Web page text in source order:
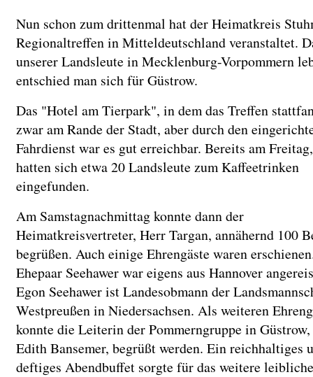
Nun schon zum drittenmal hat der Heimatkreis
Regionaltreffen in Mitteldeutschland veranstaltet.
unserer Landsleute in Mecklenburg-Vorpommern
entschied man sich für Güstrow.
Das "Hotel am Tierpark", in dem das Treffen
zwar am Rande der Stadt, aber durch den
Fahrdienst war es gut erreichbar. Bereits am
hatten sich etwa 20 Landsleute zum Kaffeetrinken
eingefunden.
Am Samstagnachmittag konnte dann der
Heimatkreisvertreter, Herr Targan, annähernd 100
begrüßen. Auch einige Ehrengäste waren
Ehepaar Seehawer war eigens aus Hannover
Egon Seehawer ist Landesobmann der
Westpreußen in Niedersachsen. Als weiteren
konnte die Leiterin der Pommerngruppe in
Edith Bansemer, begrüßt werden. Ein reichhaltiges
deftiges Abendbuffet sorgte für das weitere